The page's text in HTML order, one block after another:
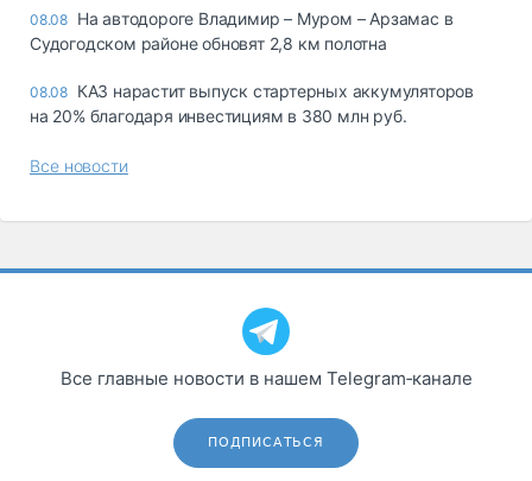
08.08 На автодороге Владимир – Муром – Арзамас в
Судогодском районе обновят 2,8 км полотна
08.08 КАЗ нарастит выпуск стартерных аккумуляторов
на 20% благодаря инвестициям в 380 млн руб.
Все новости
Все главные новости в нашем Telegram‑канале
ПОДПИСАТЬСЯ